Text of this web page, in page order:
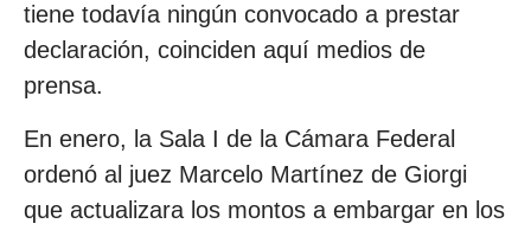
tiene todavía ningún convocado a prestar
declaración, coinciden aquí medios de
prensa.
En enero, la Sala I de la Cámara Federal
ordenó al juez Marcelo Martínez de Giorgi
que actualizara los montos a embargar en los